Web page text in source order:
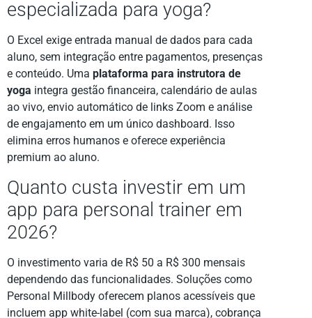
especializada para yoga?
O Excel exige entrada manual de dados para cada
aluno, sem integração entre pagamentos, presenças
e conteúdo. Uma plataforma para instrutora de
yoga integra gestão financeira, calendário de aulas
ao vivo, envio automático de links Zoom e análise
de engajamento em um único dashboard. Isso
elimina erros humanos e oferece experiência
premium ao aluno.
Quanto custa investir em um
app para personal trainer em
2026?
O investimento varia de R$ 50 a R$ 300 mensais
dependendo das funcionalidades. Soluções como
Personal Millbody oferecem planos acessíveis que
incluem app white-label (com sua marca), cobrança